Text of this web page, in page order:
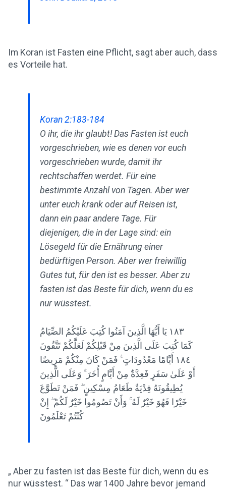
Im Koran ist Fasten eine Pflicht, sagt aber auch, dass
es Vorteile hat.
Koran 2:183-184
O ihr, die ihr glaubt! Das Fasten ist euch
vorgeschrieben, wie es denen vor euch
vorgeschrieben wurde, damit ihr
rechtschaffen werdet. Für eine
bestimmte Anzahl von Tagen. Aber wer
unter euch krank oder auf Reisen ist,
dann ein paar andere Tage. Für
diejenigen, die in der Lage sind: ein
Lösegeld für die Ernährung einer
bedürftigen Person. Aber wer freiwillig
Gutes tut, für den ist es besser. Aber zu
fasten ist das Beste für dich, wenn du es
nur wüsstest.
١٨٣ يَا أَيُّهَا الَّذِينَ آمَنُوا كُتِبَ عَلَيْكُمُ الصِّيَامُ
كَمَا كُتِبَ عَلَى الَّذِينَ مِنْ قَبْلِكُمْ لَعَلَّكُمْ تَتَّقُونَ
١٨٤ أَيَّامًا مَعْدُودَاتٍ ۚ فَمَنْ كَانَ مِنْكُمْ مَرِيضًا
أَوْ عَلَىٰ سَفَرٍ فَعِدَّةٌ مِنْ أَيَّامٍ أُخَرَ ۚ وَعَلَى الَّذِينَ
يُطِيقُونَهُ فِدْيَةٌ طَعَامُ مِسْكِينٍ ۖ فَمَنْ تَطَوَّعَ
خَيْرًا فَهُوَ خَيْرٌ لَهُ ۚ وَأَنْ تَصُومُوا خَيْرٌ لَكُمْ ۖ إِنْ
كُنْتُمْ تَعْلَمُونَ
„ Aber zu fasten ist das Beste für dich, wenn du es
nur wüsstest. “ Das war 1400 Jahre bevor jemand